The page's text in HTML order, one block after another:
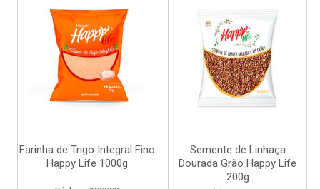
Farinha de Trigo Integral Fino
Happy Life 1000g
Semente de Linhaça
Dourada Grão Happy Life
200g